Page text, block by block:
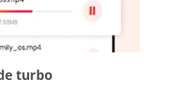
turbo